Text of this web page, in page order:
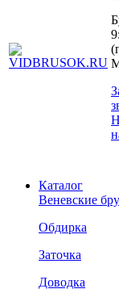
Каталог
Веневские
Обдирка
Заточка
Доводка